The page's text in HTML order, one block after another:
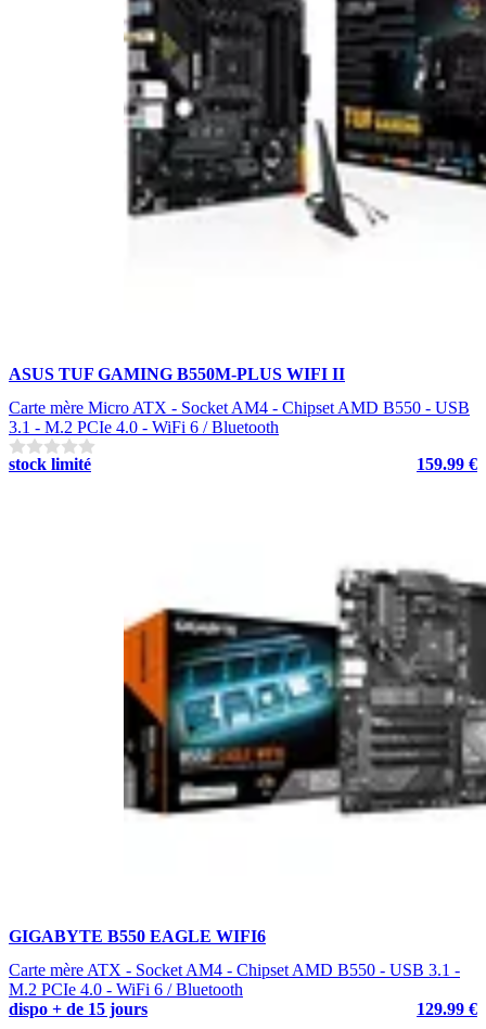
ASUS TUF GAMING B550M-PLUS WIFI II
Carte mère Micro ATX - Socket AM4 - Chipset AMD B550 - USB
3.1 - M.2 PCIe 4.0 - WiFi 6 / Bluetooth
stock limité
159.99 €
GIGABYTE B550 EAGLE WIFI6
Carte mère ATX - Socket AM4 - Chipset AMD B550 - USB 3.1 -
M.2 PCIe 4.0 - WiFi 6 / Bluetooth
dispo + de 15 jours
129.99 €